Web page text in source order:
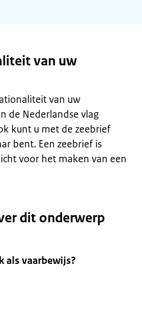
van uw
van uw
de Nederlandse vlag
kunt u met de zeebrief
bent. Een zeebrief is
voor het maken van een
dit onderwerp
als vaarbewijs?